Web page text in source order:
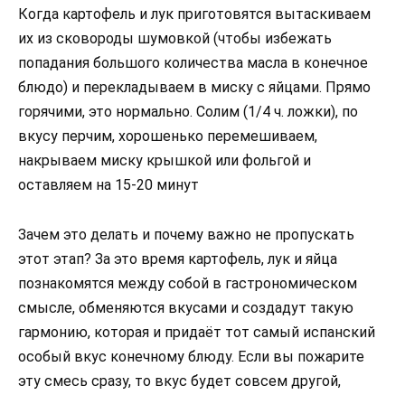
Когда картофель и лук приготовятся вытаскиваем
их из сковороды шумовкой (чтобы избежать
попадания большого количества масла в конечное
блюдо) и перекладываем в миску с яйцами. Прямо
горячими, это нормально. Солим (1/4 ч. ложки), по
вкусу перчим, хорошенько перемешиваем,
накрываем миску крышкой или фольгой и
оставляем на 15-20 минут
Зачем это делать и почему важно не пропускать
этот этап? За это время картофель, лук и яйца
познакомятся между собой в гастрономическом
смысле, обменяются вкусами и создадут такую
гармонию, которая и придаёт тот самый испанский
особый вкус конечному блюду. Если вы пожарите
эту смесь сразу, то вкус будет совсем другой,